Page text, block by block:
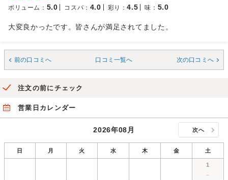
ボリューム ： 5.0 コスパ ： 4.0 彩り ：4.5 味 ： 5.0
大変良かったです。皆さんが満足されてました。
前の口コミへ 口コミ一覧へ 次の口コミへ
注文の前にチェック
営業日カレンダー
2026年08月 次へ
日 月 火 水 木 金 土
1
－